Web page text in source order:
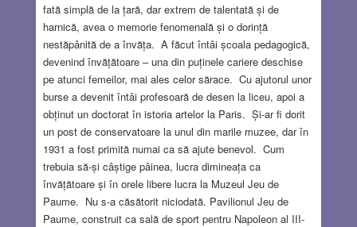
fată simplă de la țară, dar extrem de talentată și de
harnică, avea o memorie fenomenală și o dorință
nestăpânită de a învăța. A făcut întâi școala pedagogică,
devenind învățătoare – una din puținele cariere deschise
pe atunci femeilor, mai ales celor sărace. Cu ajutorul unor
burse a devenit întâi profesoară de desen la liceu, apoi a
obținut un doctorat în istoria artelor la Paris. Și-ar fi dorit
un post de conservatoare la unul din marile muzee, dar în
1931 a fost primită numai ca să ajute benevol. Cum
trebuia să-și câștige pâinea, lucra dimineața ca
învățătoare și în orele libere lucra la Muzeul Jeu de
Paume. Nu s-a căsătorit niciodată. Pavilionul Jeu de
Paume, construit ca sală de sport pentru Napoleon al III-